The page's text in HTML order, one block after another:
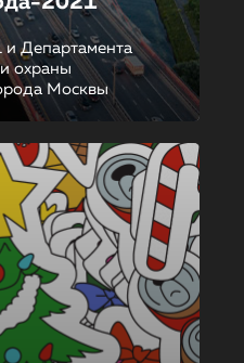
и Департамента
охраны
Москвы